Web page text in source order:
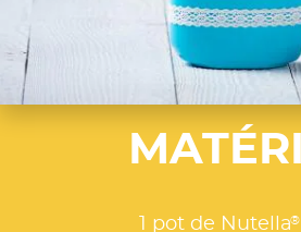
1 pot de Nutella®